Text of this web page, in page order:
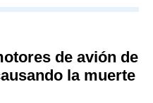
de avión de
la muerte